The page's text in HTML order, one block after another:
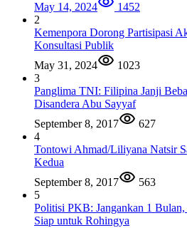
May 14, 2024
1452
2
Kemenpora Dorong Partisipasi
Konsultasi Publik
May 31, 2024
1023
3
Panglima TNI: Filipina Janji
Disandera Abu Sayyaf
September 8, 2017
627
4
Tontowi Ahmad/Liliyana Natsir
Kedua
September 8, 2017
563
5
Politisi PKB: Jangankan 1
Siap untuk Rohingya